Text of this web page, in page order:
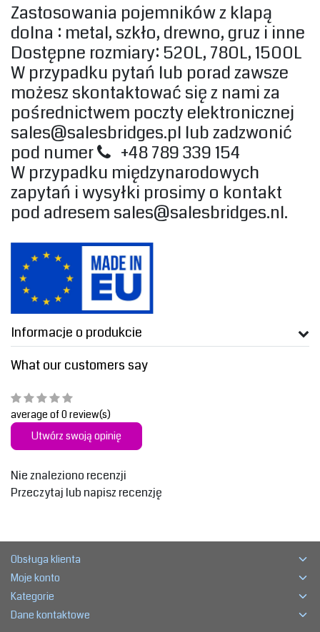
Zastosowania pojemników z klapą
dolna : met‎al, szkło, drewno, gruz i inne‎
‎Dostępne rozmiary: 520L, 780L, 1500L‎
‎W przypadku pytań lub porad zawsze
możesz skontaktować się z nami za
pośrednictwem poczty elektronicznej
sales@salesbridges.pl lub zadzwonić
pod numer
+48 789 339 154
W przypadku międzynarodowych
zapytań i wysyłki prosimy o kontakt
pod adresem sales@salesbridges.nl.‎
Informacje o produkcie
What our customers say
average of 0 review(s)
Utwórz swoją opinię
Nie znaleziono recenzji
Przeczytaj lub napisz recenzję
Obsługa klienta
Moje konto
Kategorie
Dane kontaktowe